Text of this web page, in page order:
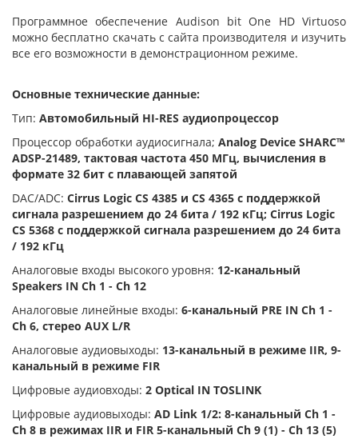
Программное обеспечение Audison bit One HD Virtuoso
можно бесплатно скачать с сайта производителя и изучить
все его возможности в демонстрационном режиме.
Основные технические данные:
Тип: Автомобильный HI-RES аудиопроцессор
Процессор обработки аудиосигнала; Analog Device SHARC™
ADSP-21489, тактовая частота 450 МГц, вычисления в
формате 32 бит с плавающей запятой
DAC/ADC: Cirrus Logic CS 4385 и CS 4365 с поддержкой
сигнала разрешением до 24 бита / 192 кГц; Cirrus Logic
CS 5368 с поддержкой сигнала разрешением до 24 бита
/ 192 кГц
Аналоговые входы высокого уровня: 12-канальный
Speakers IN Ch 1 - Ch 12
Аналоговые линейные входы: 6-канальный PRE IN Ch 1 -
Ch 6, стерео AUX L/R
Аналоговые аудиовыходы: 13-канальный в режиме IIR, 9-
канальный в режиме FIR
Цифровые аудиовходы: 2 Optical IN TOSLINK
Цифровые аудиовыходы: AD Link 1/2: 8-канальный Ch 1 -
Ch 8 в режимах IIR и FIR 5-канальный Ch 9 (1) - Ch 13 (5)